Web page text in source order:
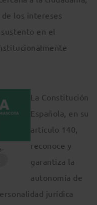
los intereses
en el
La Constitución
Española, en su
artículo 140,
reconoce y
garantiza la
autonomía de
jurídica